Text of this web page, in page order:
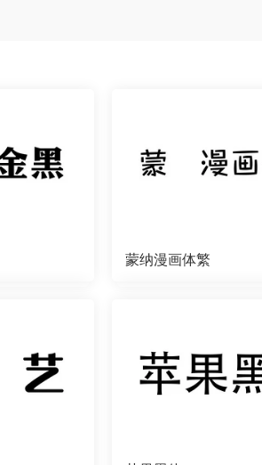
蒙纳漫画体繁